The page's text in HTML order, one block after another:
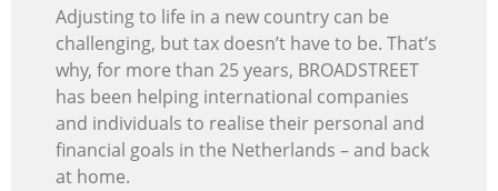
Adjusting to life in a new country can be
challenging, but tax doesn’t have to be. That’s
why, for more than 25 years, BROADSTREET
has been helping international companies
and individuals to realise their personal and
financial goals in the Netherlands – and back
at home.